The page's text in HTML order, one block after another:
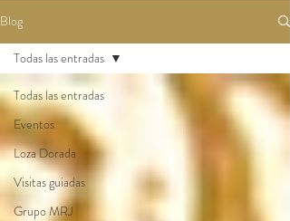
Blog
Todas las entradas
Eventos
Loza Dorada
Visitas guiadas
Grupo MRJ
Todas las entradas